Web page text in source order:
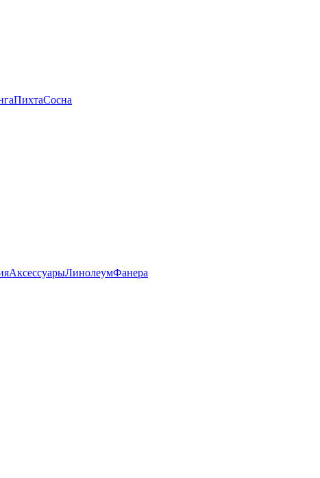
ПихтаСосна
АксессуарыЛинолеумФанера